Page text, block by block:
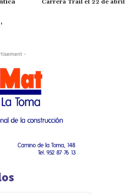
Carrera Trail el 22 de abril
-